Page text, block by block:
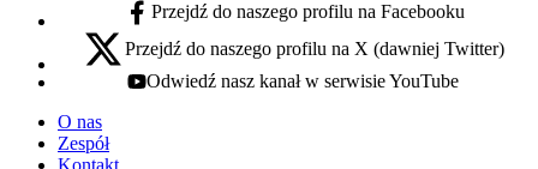
facebook - otwiera się w nowej karcie
Przejdź do naszego profilu na Facebooku
x - otwiera się w nowej karcie
Przejdź do naszego profilu na X (dawniej Twitter)
youtube - otwiera się w nowej karcie
Odwiedź nasz kanał w serwisie YouTube
O nas
Zespół
Kontakt